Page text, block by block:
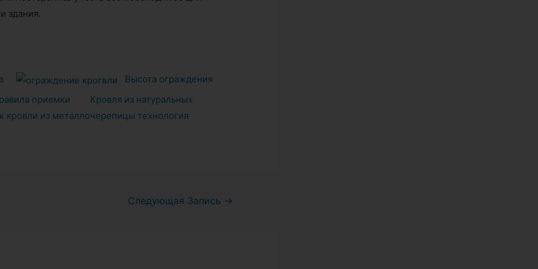
здания.
Высота ограждения
приемки
Кровля из натуральных
кровли из металлочерепицы технология
Следующая Запись →